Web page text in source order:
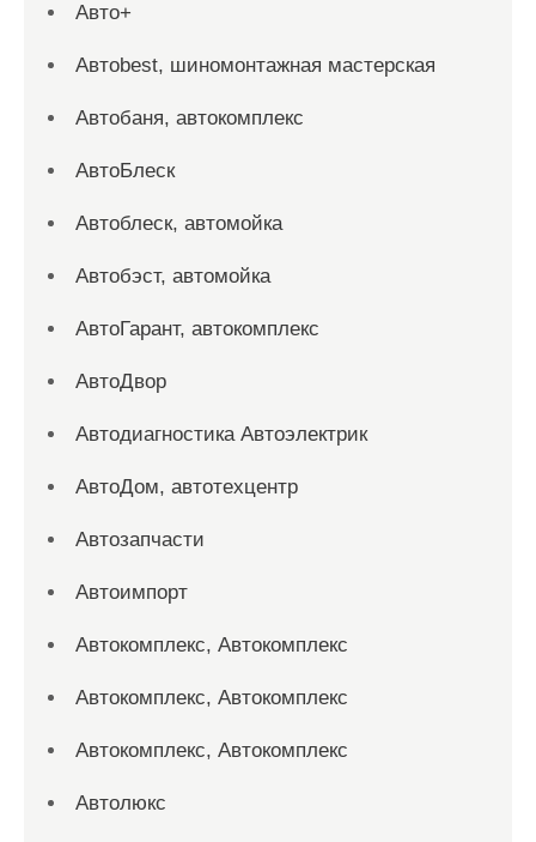
Авто+
Автоbest, шиномонтажная мастерская
Автобаня, автокомплекс
АвтоБлеск
Автоблеск, автомойка
Автобэст, автомойка
АвтоГарант, автокомплекс
АвтоДвор
Автодиагностика Автоэлектрик
АвтоДом, автотехцентр
Автозапчасти
Автоимпорт
Автокомплекс, Автокомплекс
Автокомплекс, Автокомплекс
Автокомплекс, Автокомплекс
Автолюкс